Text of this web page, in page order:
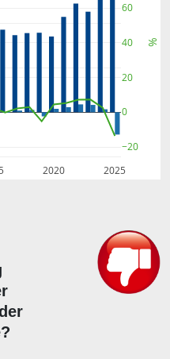
2020 2025
−20
0
20
40
60
%